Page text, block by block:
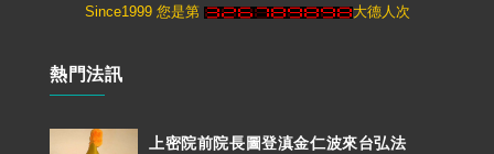
Since1999 您是第 大德人次
熱門法訊
上密院前院長圖登滇金仁波來台弘法